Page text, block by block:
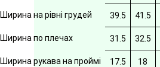
Ширина на рівні грудей 39.5 41.5
Ширина по плечах 31.5 32.5
Ширина рукава на проймі 17.5 18